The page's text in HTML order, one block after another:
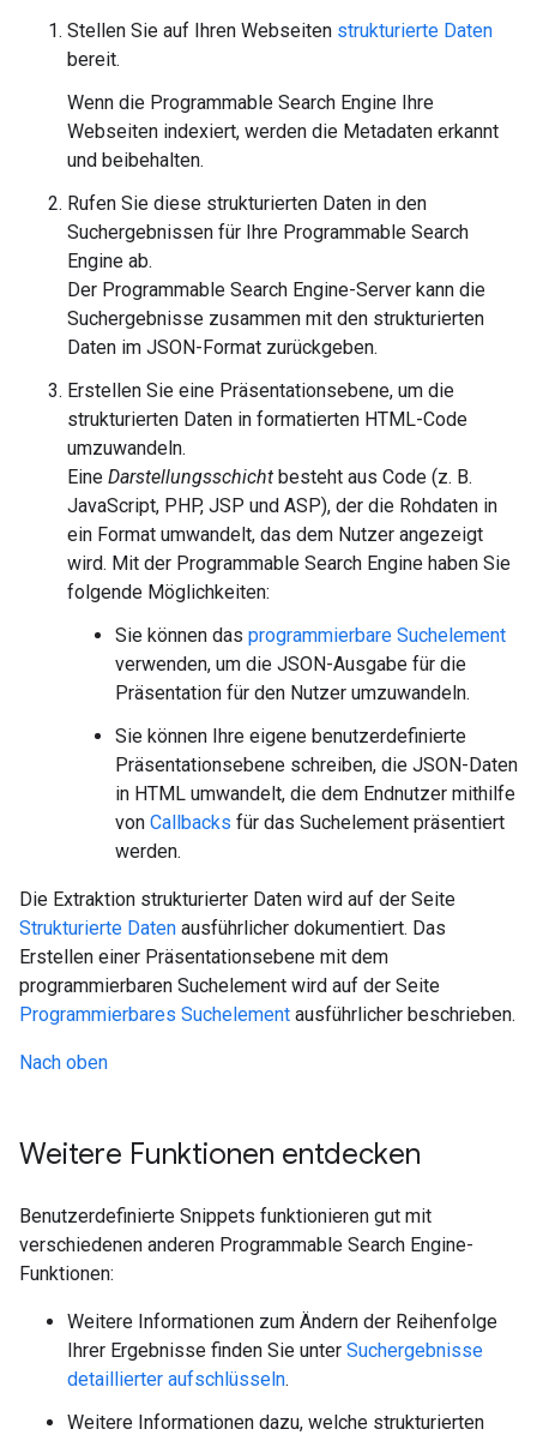
Stellen Sie auf Ihren Webseiten strukturierte Daten
bereit.
Wenn die Programmable Search Engine Ihre
Webseiten indexiert, werden die Metadaten erkannt
und beibehalten.
Rufen Sie diese strukturierten Daten in den
Suchergebnissen für Ihre Programmable Search
Engine ab.
Der Programmable Search Engine-Server kann die
Suchergebnisse zusammen mit den strukturierten
Daten im JSON-Format zurückgeben.
Erstellen Sie eine Präsentationsebene, um die
strukturierten Daten in formatierten HTML-Code
umzuwandeln.
Eine Darstellungsschicht besteht aus Code (z. B.
JavaScript, PHP, JSP und ASP), der die Rohdaten in
ein Format umwandelt, das dem Nutzer angezeigt
wird. Mit der Programmable Search Engine haben Sie
folgende Möglichkeiten:
Sie können das programmierbare Suchelement
verwenden, um die JSON-Ausgabe für die
Präsentation für den Nutzer umzuwandeln.
Sie können Ihre eigene benutzerdefinierte
Präsentationsebene schreiben, die JSON-Daten
in HTML umwandelt, die dem Endnutzer mithilfe
von Callbacks für das Suchelement präsentiert
werden.
Die Extraktion strukturierter Daten wird auf der Seite
Strukturierte Daten ausführlicher dokumentiert. Das
Erstellen einer Präsentationsebene mit dem
programmierbaren Suchelement wird auf der Seite
Programmierbares Suchelement ausführlicher beschrieben.
Nach oben
Weitere Funktionen entdecken
Benutzerdefinierte Snippets funktionieren gut mit
verschiedenen anderen Programmable Search Engine-
Funktionen:
Weitere Informationen zum Ändern der Reihenfolge
Ihrer Ergebnisse finden Sie unter Suchergebnisse
detaillierter aufschlüsseln.
Weitere Informationen dazu, welche strukturierten